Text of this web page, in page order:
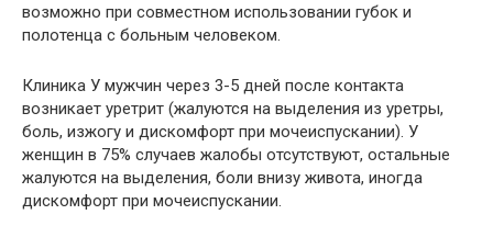
возможно при совместном использовании губок и
полотенца с больным человеком.
Клиника У мужчин через 3-5 дней после контакта
возникает уретрит (жалуются на выделения из уретры,
боль, изжогу и дискомфорт при мочеиспускании). У
женщин в 75% случаев жалобы отсутствуют, остальные
жалуются на выделения, боли внизу живота, иногда
дискомфорт при мочеиспускании.